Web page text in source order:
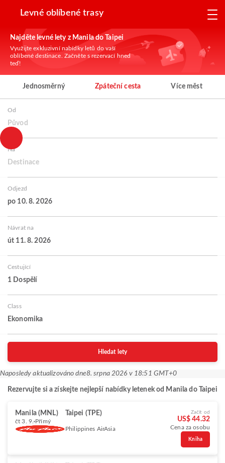
Levné oblíbené trasy
Najděte levné lety z Manila do Taipei
Využijte exkluzivní nabídky letů do vaší
oblíbené destinace. Začněte s rezervací hned
teď!
Jednosměrný Zpáteční cesta Více měst
Od
Původ
Na
Destinace
Odjezd
po 10. 8. 2026
Návrat na
út 11. 8. 2026
Cestující
1 Dospělí
Class
Ekonomika
Hledat lety
Naposledy aktualizováno dne8. srpna 2026 v 18:51 GMT+0
Rezervujte si a získejte nejlepší nabídky letenek od Manila do Taipei
Manila (MNL) Taipei (TPE)
čt 3. 9. Přímý
Philippines AirAsia
Začít od
US$ 44.32
Cena za osobu
Kniha